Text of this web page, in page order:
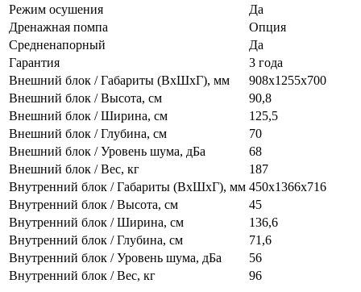
Режим осушения
Да
Дренажная помпа
Опция
Средненапорный
Да
Гарантия
3 года
Внешний блок / Габариты (ВхШхГ), мм
908х1255х700
Внешний блок / Высота, см
90,8
Внешний блок / Ширина, см
125,5
Внешний блок / Глубина, см
70
Внешний блок / Уровень шума, дБа
68
Внешний блок / Вес, кг
187
Внутренний блок / Габариты (ВхШхГ), мм 450х1366х716
Внутренний блок / Высота, см
45
Внутренний блок / Ширина, см
136,6
Внутренний блок / Глубина, см
71,6
Внутренний блок / Уровень шума, дБа
56
Внутренний блок / Вес, кг
96